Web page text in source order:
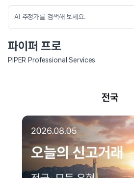
파이퍼 프로
PIPER Professional Services